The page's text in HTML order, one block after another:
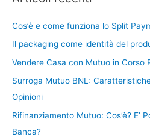
Cos’è e come funziona lo Split
Il packaging come identità del
Vendere Casa con Mutuo in Corso
Surroga Mutuo BNL:
Opinioni
Rifinanziamento Mutuo: Cos’è? E’
Banca?